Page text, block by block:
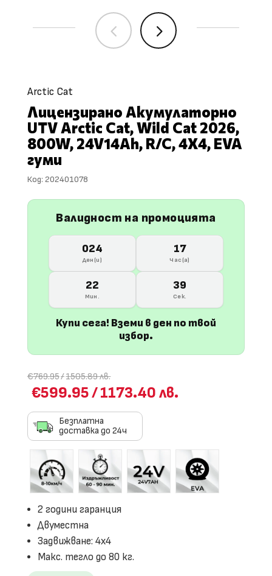
4 5
Arctic Cat
Лицензирано Акумулаторно
UTV Arctic Cat, Wild Cat 2026,
800W, 24V14Ah, R/C, 4X4, EVA
гуми
Код: 202401078
Валидност на промоцията
024
Ден(и)
17
Час(а)
22
Мин.
38
Сек.
Купи сега! Вземи в ден по твой
избор.
€769.95/1505.89 лв.
€599.95/1173.40 лв.
Безплатна
доставка до 24ч
2 години гаранция
Двуместна
Задвижване: 4х4
Макс. тегло до 80 кг.